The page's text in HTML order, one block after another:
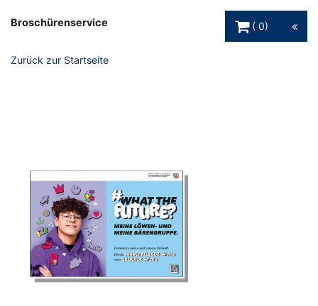
Broschürenservice
0
Zurück zur Startseite